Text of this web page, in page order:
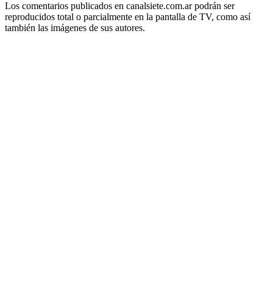
Los comentarios publicados en canalsiete.com.ar podrán ser
reproducidos total o parcialmente en la pantalla de TV, como así
también las imágenes de sus autores.